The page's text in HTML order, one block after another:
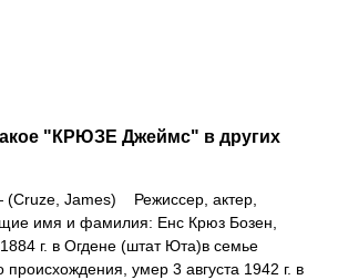
"КРЮЗЕ Джеймс" в других
James) Режиссер, актер,
имя и фамилия: Енс Крюз Бозен,
г. в Огдене (штат Юта)в семье
происхождения, умер 3 августа 1942 г. в